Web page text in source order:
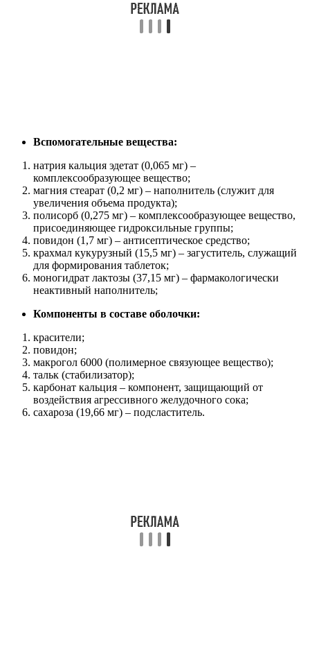
Вспомогательные вещества:
натрия кальция эдетат (0,065 мг) –
комплексообразующее вещество;
магния стеарат (0,2 мг) – наполнитель (служит для
увеличения объема продукта);
полисорб (0,275 мг) – комплексообразующее вещество,
присоединяющее гидроксильные группы;
повидон (1,7 мг) – антисептическое средство;
крахмал кукурузный (15,5 мг) – загуститель, служащий
для формирования таблеток;
моногидрат лактозы (37,15 мг) – фармакологически
неактивный наполнитель;
Компоненты в составе оболочки:
красители;
повидон;
макрогол 6000 (полимерное связующее вещество);
тальк (стабилизатор);
карбонат кальция – компонент, защищающий от
воздействия агрессивного желудочного сока;
сахароза (19,66 мг) – подсластитель.